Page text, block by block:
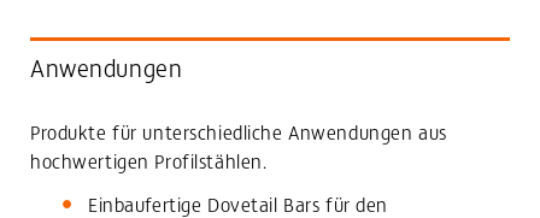
Anwendungen
Produkte für unterschiedliche Anwendungen aus
hochwertigen Profilstählen.
Einbaufertige Dovetail Bars für den